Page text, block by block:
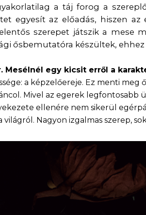
a táj forog a
egyesít az előadás, hiszen
szerepet játszik a mese
ősbemutatóra készültek, ehhez
Mesélnél egy kicsit erről a
a képzelőereje. Ez menti meg
Mivel az egerek legfontosabb
ellenére nem sikerül
Nagyon izgalmas szerep,